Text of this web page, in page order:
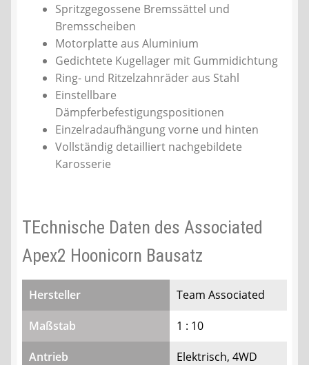
Spritzgegossene Bremssättel und
Bremsscheiben
Motorplatte aus Aluminium
Gedichtete Kugellager mit Gummidichtung
Ring- und Ritzelzahnräder aus Stahl
Einstellbare
Dämpferbefestigungspositionen
Einzelradaufhängung vorne und hinten
Vollständig detailliert nachgebildete
Karosserie
TEchnische Daten des Associated
Apex2 Hoonicorn Bausatz
Hersteller Team Associated
Maßstab 1 : 10
Antrieb Elektrisch, 4WD